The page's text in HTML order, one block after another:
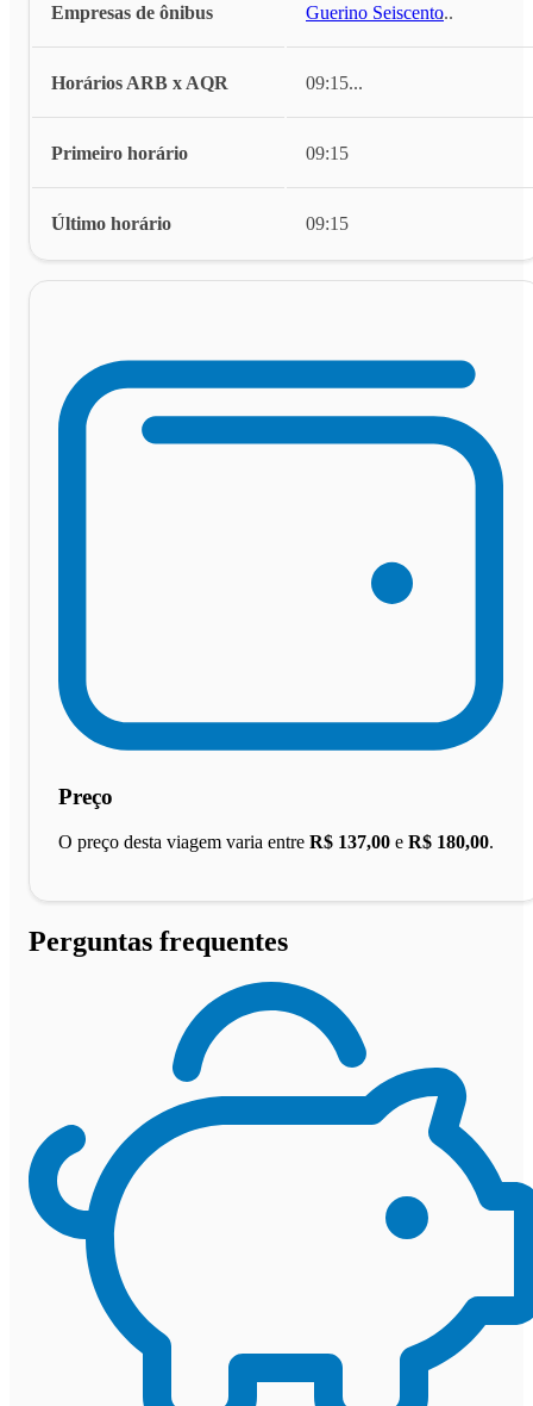
Empresas de ônibus Guerino Seiscento...
Horários ARB x AQR 09:15...
Primeiro horário 09:15
Último horário 09:15
Preço
O preço desta viagem varia entre R$ 137,00 e R$ 180,00.
Perguntas frequentes